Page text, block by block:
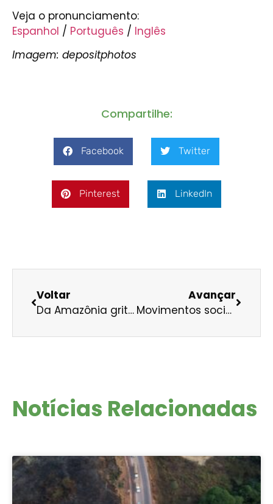
Veja o pronunciamento:
Espanhol / Português / Inglês
Imagem: depositphotos
Compartilhe:
Facebook Twitter
Pinterest LinkedIn
Voltar
Da Amazônia gritamos pela paz
Avançar
Movimentos sociais se posicionam contra hidrelétrica em afluente do Rio Madeira
Notícias Relacionadas